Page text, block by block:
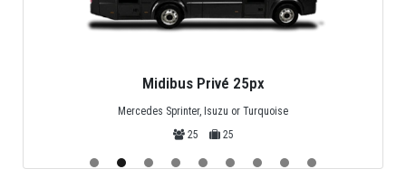
Midibus Privé 25px
Mercedes Sprinter, Isuzu or Turquoise
25
25